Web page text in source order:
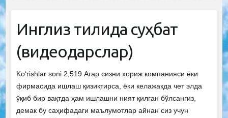
Инглиз тилида суҳбат
(видеодарслар)
Ko‘rishlar soni 2,519 Агар сизни хориж компанияси ёки
фирмасида ишлаш қизиқтирса, ёки келажакда чет элда
ўқиб бир вақтда ҳам ишлашни ният қилган бўлсангиз,
демак бу саҳифадаги маълумотлар айнан сиз учун